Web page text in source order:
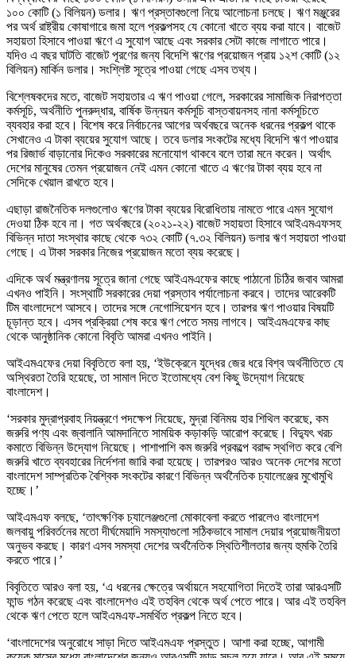
১০০ কোটি (১ বিলিয়ন) ডলার। ঋণ প্রস্তাবগুলো নিয়ে আলোচনা চলছে। ঋণ মঞ্জুরের
পর অর্থ রাষ্ট্রীয় কোষাগারে জমা হলে প্রকল্পসহ যে কোনো খাতে ব্যয় করা যাবে। বাজেট
সহায়তা হিসাবে পাওয়া ঋণে এ সুযোগ আছে এবং সরকার সেটা কাজে লাগাতে পারে।
যদিও এ বছর ঘাটতি বাজেট পূরণের জন্য বিদেশি ঋণের প্রয়োজন প্রায় ১২শ কোটি (১২
বিলিয়ন) মার্কিন ডলার। সংশ্লিষ্ট সূত্রে পাওয়া গেছে এসব তথ্য।
বিশ্লেষকদের মতে, বাজেট সহায়তার এ ঋণ পাওয়া গেলে, সরকারের সামাজিক নিরাপত্তা
কর্মসূচি, অর্থনীতি পুনরুদ্ধার, বার্ষিক উন্নয়ন কর্মসূচি বাস্তবায়নসহ নানা কর্মসূচিতে
ব্যবহার করা হবে। বিশেষ করে নির্বাচনের আগের অর্থবছরে অনেক ধরনের প্রকল্প থাকে
সেখানেও এ টাকা ব্যয়ের সুযোগ আছে। তবে ডলার সংকটের মধ্যে বিদেশি ঋণ পাওয়ার
পর রিজার্ভ বাড়ানোর দিকেও সরকারের মনোযোগ থাকবে বলে তারা মনে করেন। অর্থাৎ
দেশের মানুষের তেমন প্রয়োজন নেই এমন কোনো খাতে এ ঋণের টাকা ব্যয় হবে না
সেদিকে খেয়াল রাখতে হবে।
এছাড়া রাজনৈতিক দলগুলোও ঋণের টাকা ব্যয়ের বিরোধিতায় নামতে পারে এমন সুযোগ
দেওয়া ঠিক হবে না। গত অর্থবছরে (২০২১-২২) বাজেট সহায়তা হিসাবে আইএমএফসহ
বিভিন্ন দাতা সংস্থার কাছে থেকে ৭৩২ কোটি (৭.৩২ বিলিয়ন) ডলার ঋণ সহায়তা পাওয়া
গেছে। এ টাকা সরকার নিজের প্রয়োজন মতো ব্যয় করেছে।
এদিকে অর্থ মন্ত্রণালয় সূত্রে জানা গেছে আইএমএফের কাছে পাঠানো চিঠির জবাব আমরা
এখনও পাইনি। সংস্থাটি সরকারের দেয়া প্রস্তাব পর্যালোচনা করবে। তাদের আরেকটি
টিম বাংলাদেশে আসবে। তাদের সঙ্গে নেগোসিয়েশন হবে। তারপর ঋণ পাওয়ার বিষয়টি
চূড়ান্ত হবে। এসব প্রক্রিয়া শেষ করে ঋণ পেতে সময় লাগবে। আইএমএফের কাছ
থেকে আনুষ্ঠানিক কোনো বিবৃতি আমরা এখনও পাইনি।
আইএমএফের দেয়া বিবৃতিতে বলা হয়, ‘ইউক্রেনে যুদ্ধের জের ধরে বিশ্ব অর্থনীতিতে যে
অস্থিরতা তৈরি হয়েছে, তা সামাল দিতে ইতোমধ্যে বেশ কিছু উদ্যোগ নিয়েছে
বাংলাদেশ।
‘সরকার মুদ্রাপ্রবাহ নিয়ন্ত্রণে পদক্ষেপ নিয়েছে, মুদ্রা বিনিময় হার শিথিল করেছে, কম
জরুরি পণ্য এবং জ্বালানি আমদানিতে সাময়িক কড়াকড়ি আরোপ করেছে। বিদ্যুৎ খরচ
কমাতে বিভিন্ন উদ্যোগ নিয়েছে। পাশাপাশি কম জরুরি প্রকল্পে বরাদ্দ স্থগিত করে বেশি
জরুরি খাতে ব্যবহারের নির্দেশনা জারি করা হয়েছে। তারপরও আরও অনেক দেশের মতো
বাংলাদেশ সাম্প্রতিক বৈশ্বিক সংকটের কারণে বিভিন্ন অর্থনৈতিক চ্যালেঞ্জের মুখোমুখি
হচ্ছে।’
আইএমএফ বলছে, ‘তাৎক্ষণিক চ্যালেঞ্জগুলো মোকাবেলা করতে পারলেও বাংলাদেশ
জলবায়ু পরিবর্তনের মতো দীর্ঘমেয়াদি সমস্যাগুলো সঠিকভাবে সামাল দেয়ার প্রয়োজনীয়তা
অনুভব করছে। কারণ এসব সমস্যা দেশের অর্থনৈতিক স্থিতিশীলতার জন্য হুমকি তৈরি
করতে পারে।’
বিবৃতিতে আরও বলা হয়, ‘এ ধরনের ক্ষেত্রে অর্থায়নে সহযোগিতা দিতেই তারা আরএসটি
ফান্ড গঠন করেছে এবং বাংলাদেশও এই তহবিল থেকে অর্থ পেতে পারে। আর এই তহবিল
থেকে ঋণ পেতে হলে আইএমএফ-সমর্থিত প্রকল্প নিতে হবে।
‘বাংলাদেশের অনুরোধে সাড়া দিতে আইএমএফ প্রস্তুত। আশা করা হচ্ছে, আগামী